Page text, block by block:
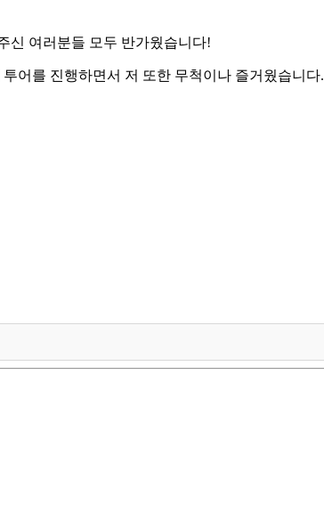
신 여러분들 모두 반가웠습니다!
어를 진행하면서 저 또한 무척이나 즐거웠습니다.